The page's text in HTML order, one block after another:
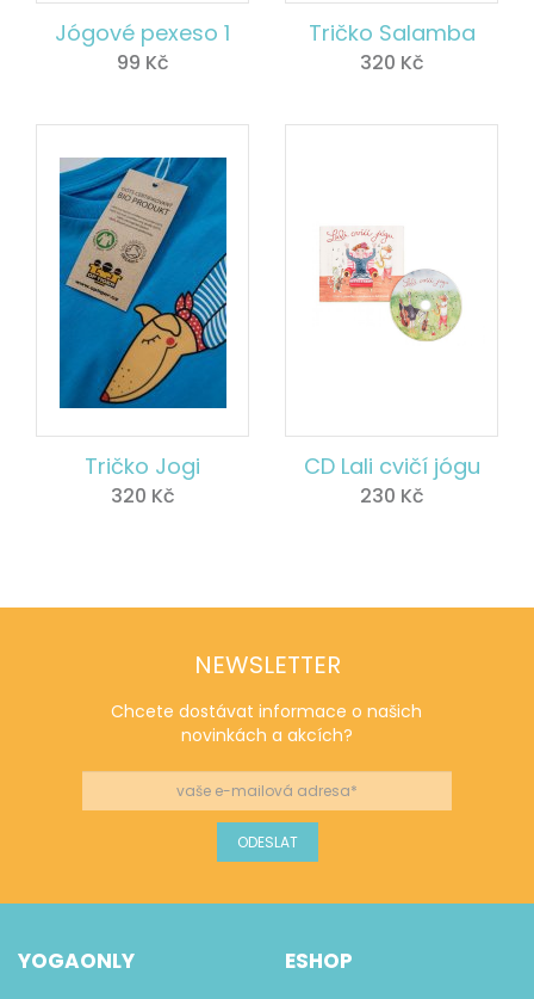
Jógové pexeso 1
99 Kč
Tričko Salamba
320 Kč
Tričko Jogi
320 Kč
CD Lali cvičí jógu
230 Kč
NEWSLETTER
Chcete dostávat informace o našich
novinkách a akcích?
YOGAONLY ESHOP